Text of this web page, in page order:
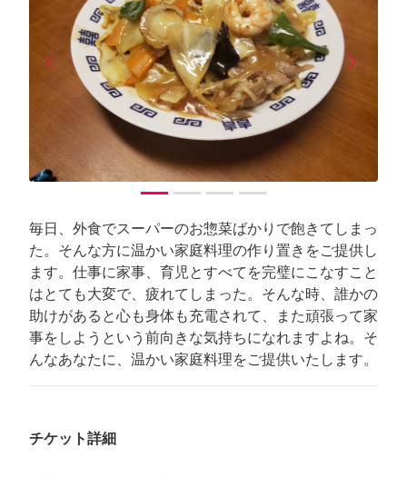
arrow_back_iosPrevious arrow_forward_iosNext
毎日、外食でスーパーのお惣菜ばかりで飽きてしまっ
た。そんな方に温かい家庭料理の作り置きをご提供し
ます。仕事に家事、育児とすべてを完璧にこなすこと
はとても大変で、疲れてしまった。そんな時、誰かの
助けがあると心も身体も充電されて、また頑張って家
事をしようという前向きな気持ちになれますよね。そ
んなあなたに、温かい家庭料理をご提供いたします。
チケット詳細